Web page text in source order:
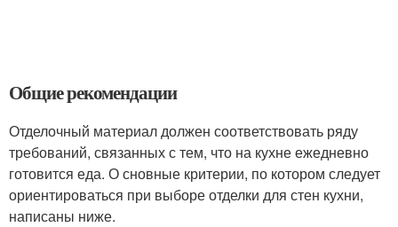
Общие рекомендации
Отделочный материал должен соответствовать ряду
требований, связанных с тем, что на кухне ежедневно
готовится еда. О сновные критерии, по котором следует
ориентироваться при выборе отделки для стен кухни,
написаны ниже.